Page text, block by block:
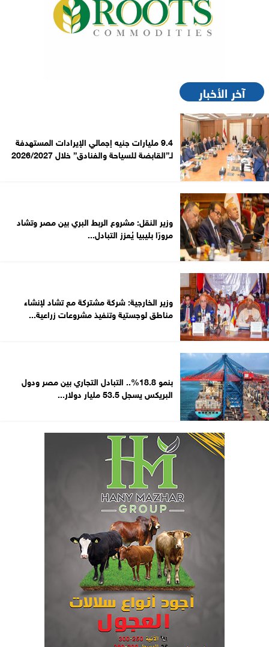
آخر الأخبار
9.4 مليارات جنيه إجمالي الإيرادات المستهدفة
لـ”القابضة للسياحة والفنادق” خلال 2026/2027
وزير النقل: مشروع الربط البري بين مصر وتشاد
مرورًا بليبيا يُعزز التبادل...
وزير الخارجية: شركة مشتركة مع تشاد لإنشاء
مناطق لوجستية وتنفيذ مشروعات زراعية...
بنمو 18.8%.. التبادل التجاري بين مصر ودول
البريكس يسجل 53.5 مليار دولار...